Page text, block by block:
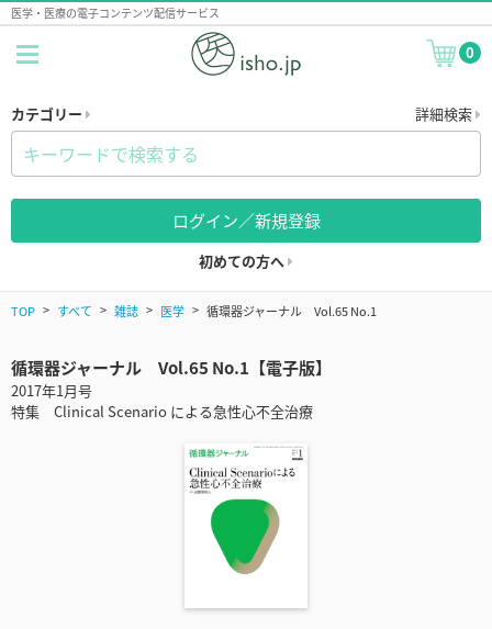
医学・医療の電子コンテンツ配信サービス
0
カテゴリー 詳細検索
ログイン／新規登録
初めての方へ
TOP すべて 雑誌 医学 循環器ジャーナル Vol.65 No.1
循環器ジャーナル Vol.65 No.1【電子版】
2017年1月号
特集 Clinical Scenario による急性心不全治療